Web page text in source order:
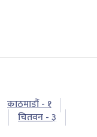
काठमाडौं - १
चितवन - ३